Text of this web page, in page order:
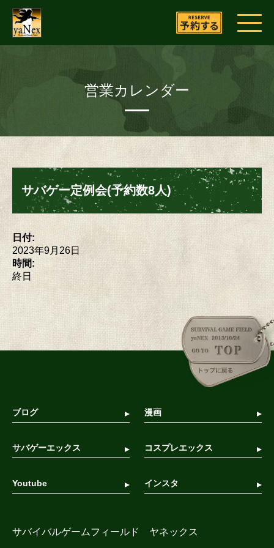
営業カレンダー
サバゲー定例会(予約数8人)
日付:
2023年9月26日
時間:
終日
サバイバルゲームフィールド ヤネックス
ブログ 漫画
サバゲーエックス コスプレエックス
Youtube インスタ